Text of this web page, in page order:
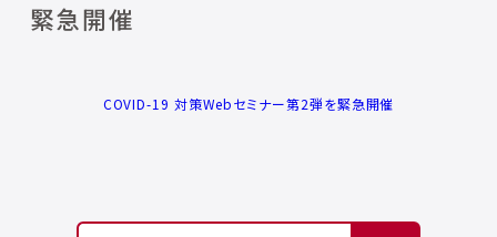
緊急開催
COVID-19 対策Webセミナー第2弾を緊急開催